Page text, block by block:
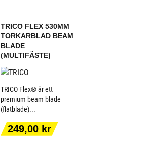
TRICO FLEX 530MM
TORKARBLAD BEAM
BLADE
(MULTIFÄSTE)
TRICO Flex® är ett
premium beam blade
(flatblade)...
Pris
249,00 kr
LÄGG TILL I
VARUKORGEN